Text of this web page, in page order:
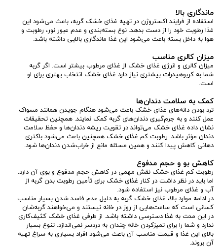
ماندگاری بالا
استفاده از فرایند اکستروژن در تهیه غذای خشک گربه، باعث می‌شود این
غذا رطوبت خود را از دست بدهد. نوع بسته‌بندی و عدم عبور نور، رطوبت و
هوا به داخل بسته باعث می‌شود این غذا ماندگاری بالایی داشته باشد.
میزان کالری مناسب
میزان کالری و انرژی غذای خشک از غذای مرطوب بیشتر است. اگر گربه
شما به کربوهیدرات بیشتری نیاز دارد غذای خشک انتخاب بهتری برای او
است.
کمک به سلامت دندان‌ها
ترد بودن دانه‌های غذای خشک باعث می‌شود هنگام جویدن همانند مسواک
عمل کنند و به جرم‌گیری دندان‌های گربه کمک نمایند. همچنین تحقیقات
نشان داده غذای خشک می‌تواند در تقویت ریشه دندان‌ها و حفظ سلامت
دندان مؤثر باشد. رطوبت کم غذای خشک همچنین باعث می‌شود باکتری
دهانی کاهش پیدا کنند و همین مسئله مانع از خراب‌شدن دندان‌ها شود.
کاهش بو و حجم مدفوع
رطوبت کم غذای خشک نقش مهمی در کاهش حجم مدفوع و بوی آن دارد.
اما باید در نظر داشت در کنار غذای خشک برای تأمین رطوبت بدن گربه از
آب و غذای مرطوب نیز استفاده شود.
در ادامه موارد بالا، غذای خشک گربه به دلیل عدم فاسد شدن بسیار مناسب
کسانی است که ساعت‌هایی از روز در خانه نیستند و می‌خواهند گربه‌شان
در این مدت به غذا دسترسی داشته باشد. از طرفی غذای خشک کثیف‌کاری
ندارد و شما را برای تمیزکردن خانه چندان به دردسر نمی‌اندازد. تنوع بسیار
بالای این غذا و قیمت مناسب آن باعث می‌شود افراد بسیاری به سراغ تهیه
آن بروند.